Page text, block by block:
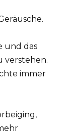
und das
verstehen.
immer